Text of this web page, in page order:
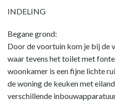
INDELING
Begane grond:
Door de voortuin kom je bij de
waar tevens het toilet met
woonkamer is een fijne lichte
de woning de keuken met
verschillende